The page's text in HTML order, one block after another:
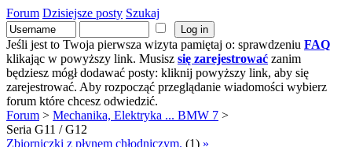
Forum Dzisiejsze posty Szukaj
Jeśli jest to Twoja pierwsza wizyta pamiętaj o: sprawdzeniu FAQ
klikając w powyższy link. Musisz się zarejestrować zanim
będziesz mógł dodawać posty: kliknij powyższy link, aby się
zarejestrować. Aby rozpocząć przeglądanie wiadomości wybierz
forum które chcesz odwiedzić.
Forum > Mechanika, Elektryka ... BMW 7 >
Seria G11 / G12
Zbiorniczki z płynem chłodniczym. (1) »